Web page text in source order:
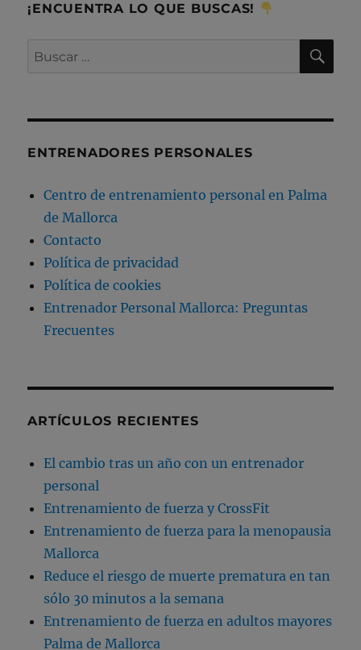
¡ENCUENTRA LO QUE BUSCAS!
Buscar
ENTRENADORES PERSONALES
Centro de entrenamiento personal en Palma
de Mallorca
Contacto
Política de privacidad
Política de cookies
Entrenador Personal Mallorca: Preguntas
Frecuentes
ARTÍCULOS RECIENTES
El cambio tras un año con un entrenador
personal
Entrenamiento de fuerza y CrossFit
Entrenamiento de fuerza para la menopausia
Mallorca
Reduce el riesgo de muerte prematura en tan
sólo 30 minutos a la semana
Entrenamiento de fuerza en adultos mayores
Palma de Mallorca